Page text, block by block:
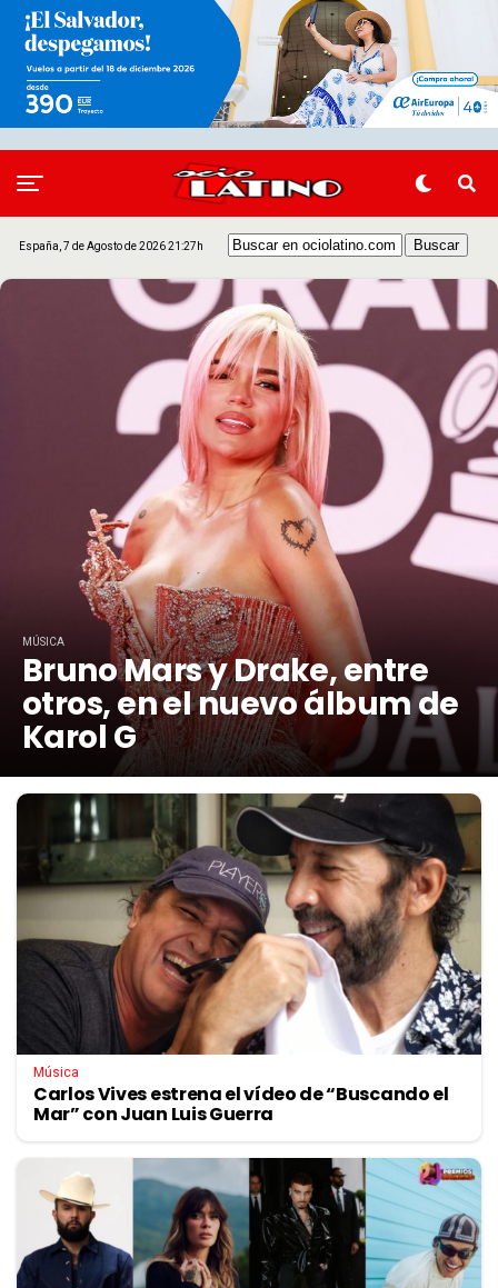
España, 7 de Agosto de 2026 21:27h
MÚSICA
Bruno Mars y Drake, entre
otros, en el nuevo álbum de
Karol G
Música
Carlos Vives estrena el vídeo de “Buscando el
Mar” con Juan Luis Guerra